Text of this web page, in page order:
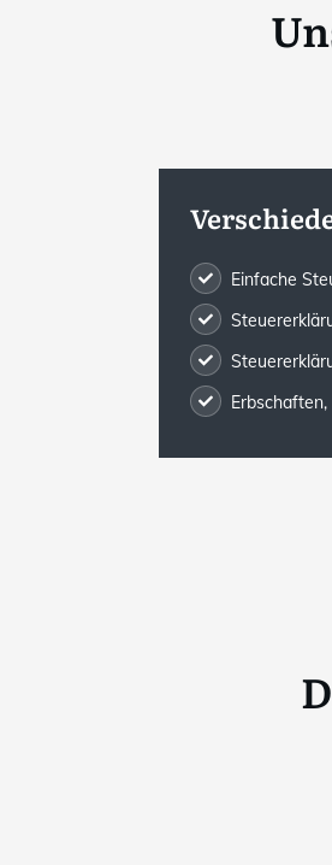
Einfache